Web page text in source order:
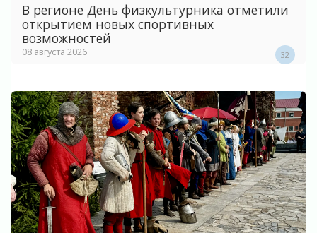
В регионе День физкультурника отметили
открытием новых спортивных
возможностей
08 августа 2026 32